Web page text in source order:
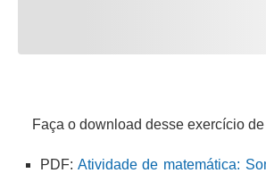
Faça o download desse exercício de
PDF: Atividade de matemática: